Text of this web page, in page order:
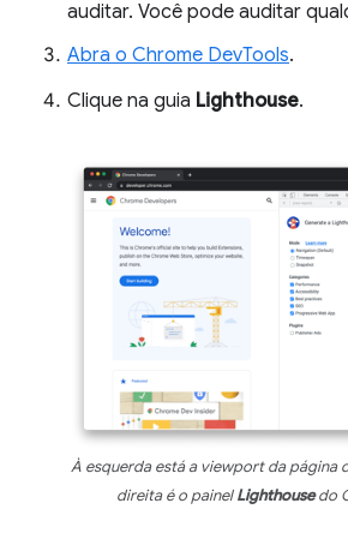
auditar. Você pode auditar
Abra o Chrome DevTools.
Clique na guia Lighthouse.
À esquerda está a viewport da página
direita é o painelLighthousedo